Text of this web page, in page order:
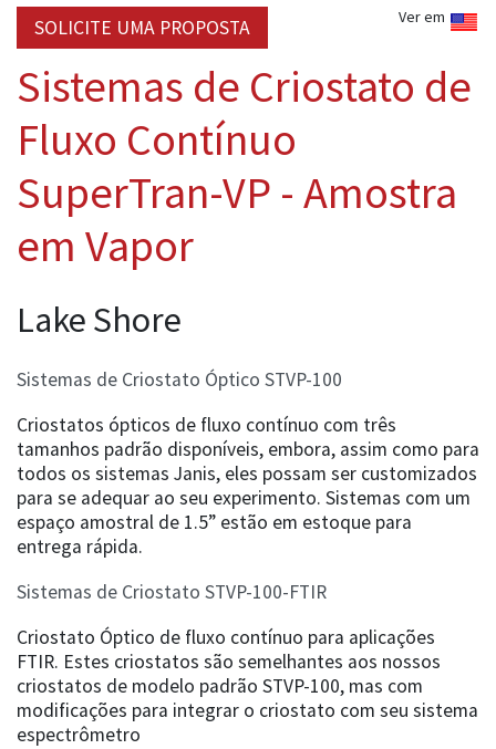
Ver em
SOLICITE UMA PROPOSTA
Sistemas de Criostato de
Fluxo Contínuo
SuperTran-VP - Amostra
em Vapor
Lake Shore
Sistemas de Criostato Óptico STVP-100
Criostatos ópticos de fluxo contínuo com três
tamanhos padrão disponíveis, embora, assim como para
todos os sistemas Janis, eles possam ser customizados
para se adequar ao seu experimento. Sistemas com um
espaço amostral de 1.5” estão em estoque para
entrega rápida.
Sistemas de Criostato STVP-100-FTIR
Criostato Óptico de fluxo contínuo para aplicações
FTIR. Estes criostatos são semelhantes aos nossos
criostatos de modelo padrão STVP-100, mas com
modificações para integrar o criostato com seu sistema
espectrômetro